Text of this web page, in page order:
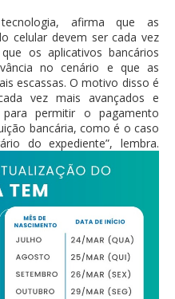
afirma que as
celular devem ser cada vez
os aplicativos bancários
no cenário e que as
escassas. O motivo disso é
vez mais avançados e
para permitir o pagamento
bancária, como é o caso
do expediente”, lembra.